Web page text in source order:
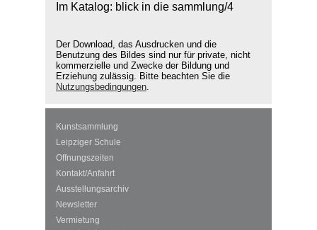
Im Katalog: blick in die sammlung/4
Der Download, das Ausdrucken und die
Benutzung des Bildes sind nur für private, nicht
kommerzielle und Zwecke der Bildung und
Erziehung zulässig. Bitte beachten Sie die
Nutzungsbedingungen.
Kunstsammlung
Leipziger Schule
Öffnungszeiten
Kontakt/Anfahrt
Ausstellungsarchiv
Newsletter
Vermietung